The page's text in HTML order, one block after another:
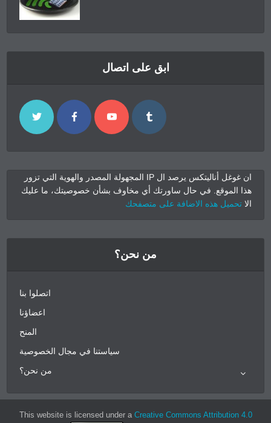
ابق على اتصال
ان غوغل أناليتكس يرصد ال IP المجهولة المصدر والهوية التي تزور
هذا الموقع. في حال ساورتك أي مخاوف بشأن خصوصيتك، ما عليك
الا تحميل هذه الاضافة على متصفحك
من نحن؟
اتصلوا بنا
اعضاؤنا
المنح
سياستنا في مجال الخصوصية
من نحن؟
This website is licensed under a Creative Commons Attribution 4.0